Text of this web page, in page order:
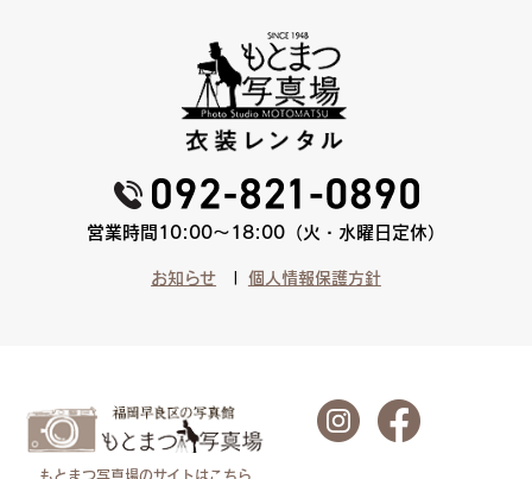
営業時間10:00〜18:00（火・水曜日定休）
お知らせ 個人情報保護方針
もとまつ写真場のサイトはこちら